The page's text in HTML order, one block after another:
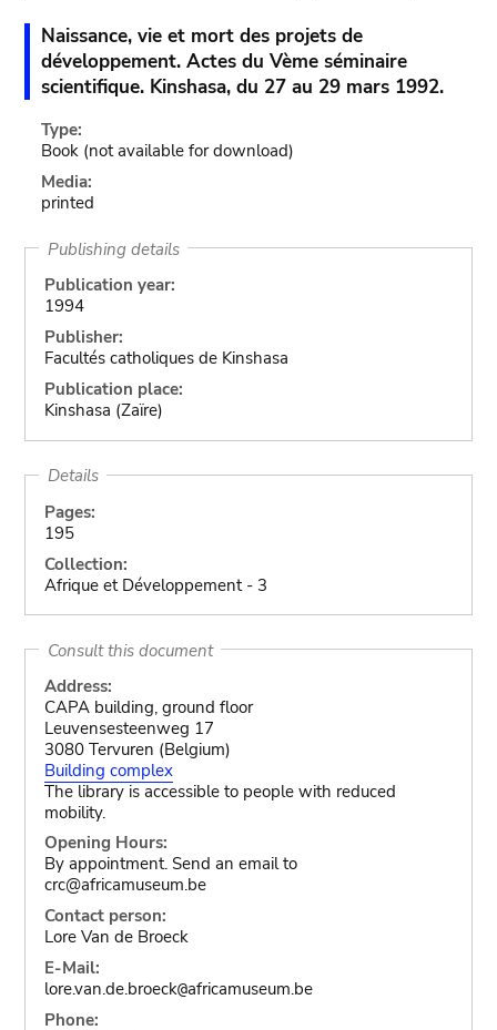
Naissance, vie et mort des projets de
développement. Actes du Vème séminaire
scientifique. Kinshasa, du 27 au 29 mars 1992.
Type:
Book (not available for download)
Media:
printed
Publishing details
Publication year:
1994
Publisher:
Facultés catholiques de Kinshasa
Publication place:
Kinshasa (Zaïre)
Details
Pages:
195
Collection:
Afrique et Développement - 3
Consult this document
Address:
CAPA building, ground floor
Leuvensesteenweg 17
3080 Tervuren (Belgium)
Building complex
The library is accessible to people with reduced
mobility.
Opening Hours:
By appointment. Send an email to
crc@africamuseum.be
Contact person:
Lore Van de Broeck
E-Mail:
lore.van.de.broeck@africamuseum.be
Phone: